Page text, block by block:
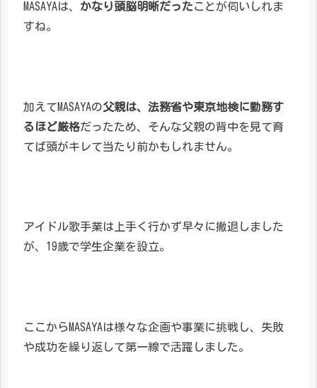
MASAYAは、 かなり頭脳明晰だったことが伺いしれま
すね。
加えてMASAYAの父親は、法務省や東京地検に勤務す
るほど厳格だったため、そんな父親の背中を見て育
てば頭がキレて当たり前かもしれません。
アイドル歌手業は上手く行かず早々に撤退しました
が、19歳で学生企業を設立。
ここからMASAYAは様々な企画や事業に挑戦し、失敗
や成功を繰り返して第一線で活躍しました。